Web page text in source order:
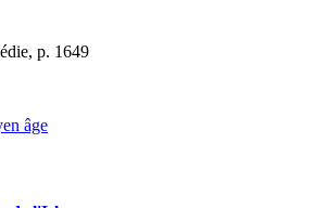
p. 1649
âge